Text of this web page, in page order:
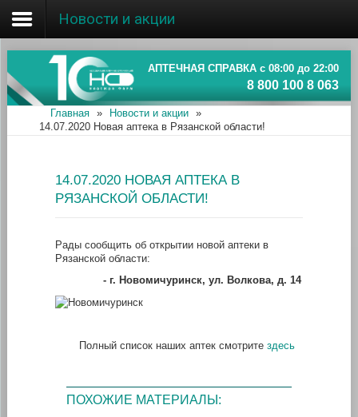
Главная
Об ассоциации
Наши аптеки
Информация
Новости и акции
АПТЕЧНАЯ СПРАВКА с 08:00 до 22:00
8 800 100 8 063
Главная » Новости и акции
»
14.07.2020 Новая аптека в Рязанской области!
14.07.2020 НОВАЯ АПТЕКА В
РЯЗАНСКОЙ ОБЛАСТИ!
Рады сообщить об открытии новой аптеки в
Рязанской области:
- г. Новомичуринск, ул. Волкова, д. 14
Полный список наших аптек смотрите здесь
ПОХОЖИЕ МАТЕРИАЛЫ: